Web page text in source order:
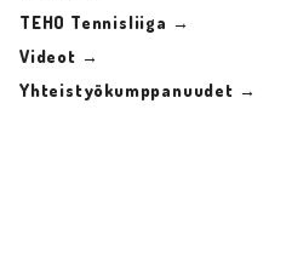
TEHO Tennisliiga →
Videot →
Yhteistyökumppanuudet →